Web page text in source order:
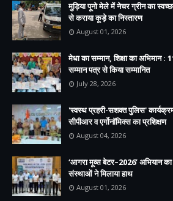
मुड़िया पूनो मेले में नेचर ग्रीन का
से कराया कूड़े का निस्तारण
August 01, 2026
मेधा का सम्मान, शिक्षा का अभिमान :
सम्मान पत्र से किया सम्मानित
July 28, 2026
'स्वस्थ प्रहरी-सशक्त पुलिस'
सीपीआर व एर्गोनॉमिक्स का प्रशिक्षण
August 04, 2026
‘आगरा मूव्स बेटर–2026’ अभियान
संस्थाओं ने मिलाया हाथ
August 01, 2026